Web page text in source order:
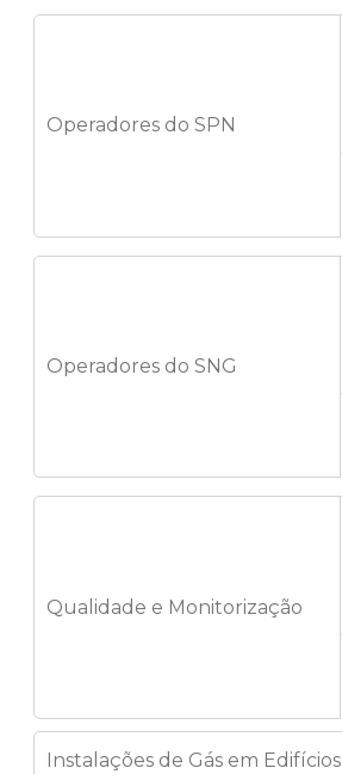
Operadores do SPN
Operadores do SNG
Qualidade e Monitorização
Instalações de Gás em Edifícios